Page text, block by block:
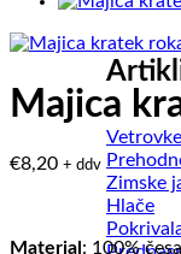
Vetrovke
Zimske
Hlače
Majica
€8,20 + ddv
Material : 100%